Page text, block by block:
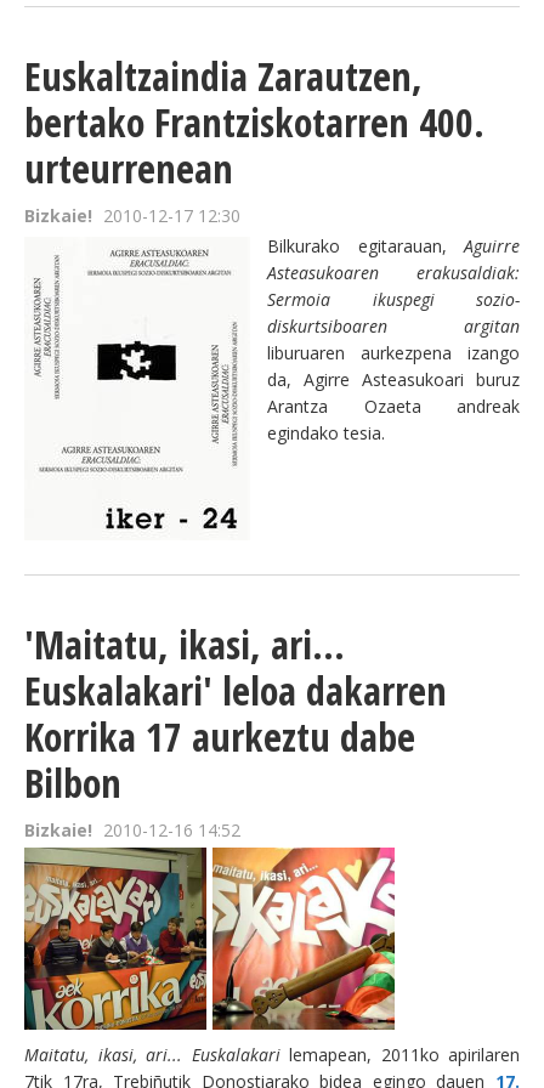
Euskaltzaindia Zarautzen,
bertako Frantziskotarren 400.
urteurrenean
Bizkaie! 2010-12-17 12:30
Bilkurako egitarauan, Aguirre
Asteasukoaren erakusaldiak:
Sermoia ikuspegi sozio-
diskurtsiboaren argitan
liburuaren aurkezpena izango
da, Agirre Asteasukoari buruz
Arantza Ozaeta andreak
egindako tesia.
'Maitatu, ikasi, ari...
Euskalakari' leloa dakarren
Korrika 17 aurkeztu dabe
Bilbon
Bizkaie! 2010-12-16 14:52
Maitatu, ikasi, ari... Euskalakarilemapean, 2011ko apirilaren
7tik 17ra, Trebiñutik Donostiarako bidea egingo dauen 17.